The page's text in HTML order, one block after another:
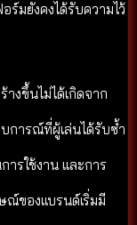
ร์มยังคงได้รับความไว้
งขึ้นไม่ได้เกิดจาก
การณ์ที่ผู้เล่นได้รับซ้ำ
ารใช้งาน และการ
ณ์ของแบรนด์เริ่มมี